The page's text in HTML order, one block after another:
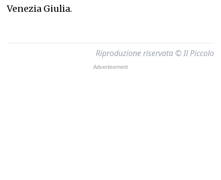
Venezia Giulia.
Riproduzione riservata © Il Piccolo